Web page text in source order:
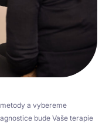
a vybereme
bude Vaše terapie